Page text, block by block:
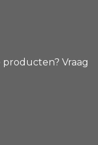
producten? Vraag